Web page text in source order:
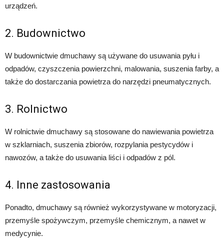
urządzeń.
2. Budownictwo
W budownictwie dmuchawy są używane do usuwania pyłu i
odpadów, czyszczenia powierzchni, malowania, suszenia farby, a
także do dostarczania powietrza do narzędzi pneumatycznych.
3. Rolnictwo
W rolnictwie dmuchawy są stosowane do nawiewania powietrza
w szklarniach, suszenia zbiorów, rozpylania pestycydów i
nawozów, a także do usuwania liści i odpadów z pól.
4. Inne zastosowania
Ponadto, dmuchawy są również wykorzystywane w motoryzacji,
przemyśle spożywczym, przemyśle chemicznym, a nawet w
medycynie.